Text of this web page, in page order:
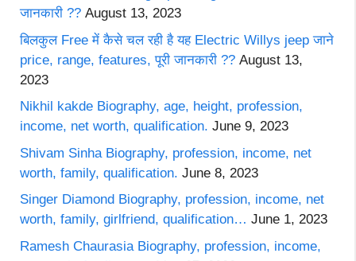
जानकारी ?? August 13, 2023
बिलकुल Free में कैसे चल रही है यह Electric Willys jeep जाने
price, range, features, पूरी जानकारी ?? August 13,
2023
Nikhil kakde Biography, age, height, profession,
income, net worth, qualification. June 9, 2023
Shivam Sinha Biography, profession, income, net
worth, family, qualification. June 8, 2023
Singer Diamond Biography, profession, income, net
worth, family, girlfriend, qualification… June 1, 2023
Ramesh Chaurasia Biography, profession, income,